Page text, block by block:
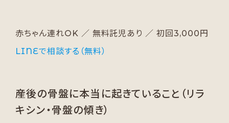
赤ちゃん連れOK ／ 無料託児あり ／ 初回3,000円
LINEで相談する（無料）
産後の骨盤に本当に起きていること（リラ
キシン・骨盤の傾き）